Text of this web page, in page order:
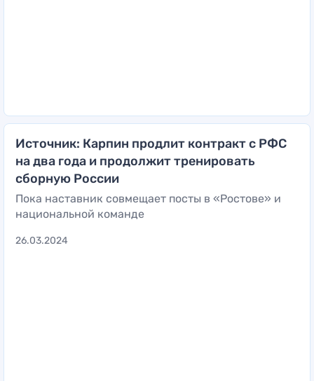
Источник: Карпин продлит контракт с РФС
на два года и продолжит тренировать
сборную России
Пока наставник совмещает посты в «Ростове» и
национальной команде
26.03.2024